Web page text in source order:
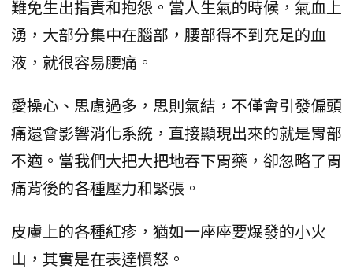
難免生出指責和抱怨。當人生氣的時候，氣血上
湧，大部分集中在腦部，腰部得不到充足的血
液，就很容易腰痛。
愛操心、思慮過多，思則氣結，不僅會引發偏頭
痛還會影響消化系統，直接顯現出來的就是胃部
不適。當我們大把大把地吞下胃藥，卻忽略了胃
痛背後的各種壓力和緊張。
皮膚上的各種紅疹，猶如一座座要爆發的小火
山，其實是在表達憤怒。